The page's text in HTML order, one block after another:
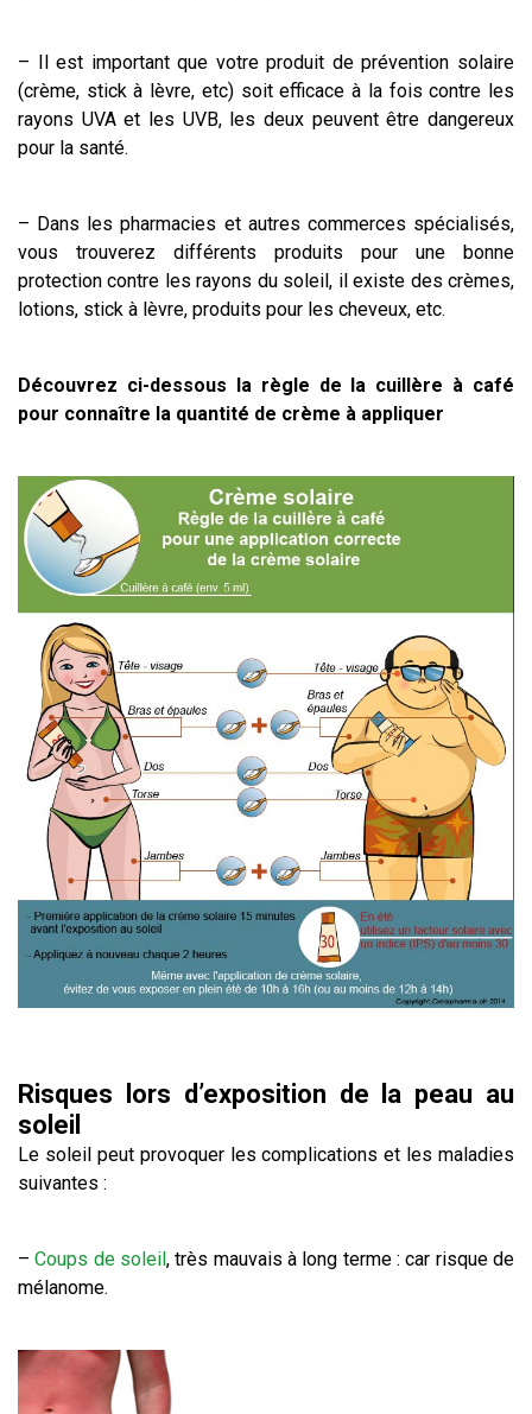
– Il est important que votre produit de prévention solaire
(crème, stick à lèvre, etc) soit efficace à la fois contre les
rayons UVA et les UVB, les deux peuvent être dangereux
pour la santé.
– Dans les pharmacies et autres commerces spécialisés,
vous trouverez différents produits pour une bonne
protection contre les rayons du soleil, il existe des crèmes,
lotions, stick à lèvre, produits pour les cheveux, etc.
Découvrez ci-dessous la règle de la cuillère à café
pour connaître la quantité de crème à appliquer
Risques lors d’exposition de la peau au
soleil
Le soleil peut provoquer les complications et les maladies
suivantes :
–Coups de soleil, très mauvais à long terme : car risque de
mélanome.